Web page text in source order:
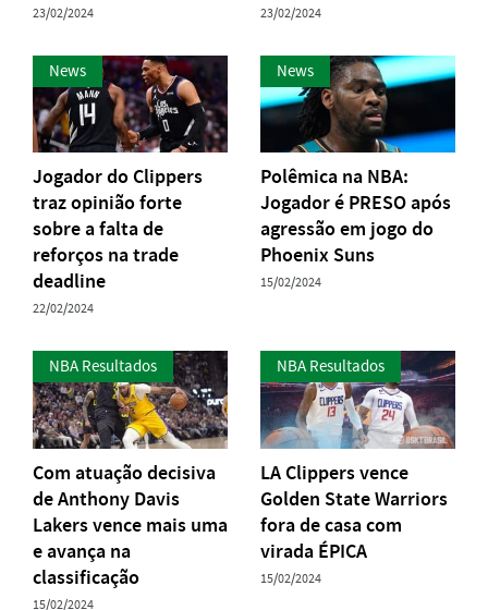
23/02/2024 23/02/2024
News
Jogador do Clippers
traz opinião forte
sobre a falta de
reforços na trade
deadline
22/02/2024
News
Polêmica na NBA:
Jogador é PRESO após
agressão em jogo do
Phoenix Suns
15/02/2024
NBA Resultados
Com atuação decisiva
de Anthony Davis
Lakers vence mais uma
e avança na
classificação
15/02/2024
NBA Resultados
LA Clippers vence
Golden State Warriors
fora de casa com
virada ÉPICA
15/02/2024